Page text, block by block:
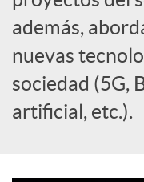
s
además,
nuevas
sociedad (5G,
artificial, etc.).